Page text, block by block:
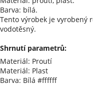
Barva: bílá.
Tento výrobek je vyrobený
vodotěsný.
Shrnutí parametrů:
Materiál: Proutí
Materiál: Plast
Barva: Bílá #ffffff